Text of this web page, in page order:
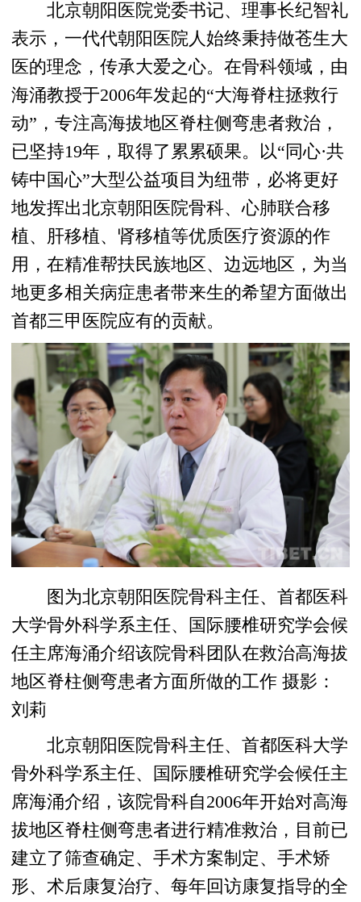
北京朝阳医院党委书记、理事长纪智礼
表示，一代代朝阳医院人始终秉持做苍生大
医的理念，传承大爱之心。在骨科领域，由
海涌教授于2006年发起的“大海脊柱拯救行
动”，专注高海拔地区脊柱侧弯患者救治，
已坚持19年，取得了累累硕果。以“同心·共
铸中国心”大型公益项目为纽带，必将更好
地发挥出北京朝阳医院骨科、心肺联合移
植、肝移植、肾移植等优质医疗资源的作
用，在精准帮扶民族地区、边远地区，为当
地更多相关病症患者带来生的希望方面做出
首都三甲医院应有的贡献。
图为北京朝阳医院骨科主任、首都医科
大学骨外科学系主任、国际腰椎研究学会候
任主席海涌介绍该院骨科团队在救治高海拔
地区脊柱侧弯患者方面所做的工作 摄影：
刘莉
北京朝阳医院骨科主任、首都医科大学
骨外科学系主任、国际腰椎研究学会候任主
席海涌介绍，该院骨科自2006年开始对高海
拔地区脊柱侧弯患者进行精准救治，目前已
建立了筛查确定、手术方案制定、手术矫
形、术后康复治疗、每年回访康复指导的全